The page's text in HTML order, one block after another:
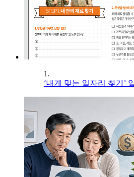
1.
‘내게 맞는 일자리 찾기’